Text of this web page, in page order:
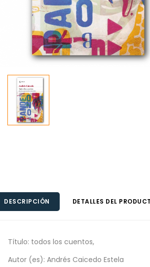
DESCRIPCIÓN DETALLES DEL
Título: todos los cuentos,
Autor (es): Andrés Caicedo Estela